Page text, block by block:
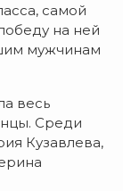
самой
на ней
мужчинам
весь
Среди
Кузавлева,